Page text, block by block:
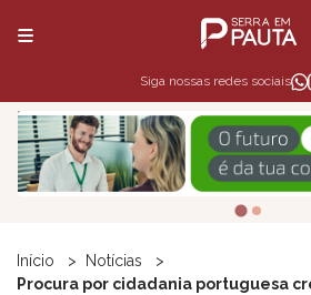
Siga nossas redes sociais
Início
Notícias
Procura por cidadania portuguesa